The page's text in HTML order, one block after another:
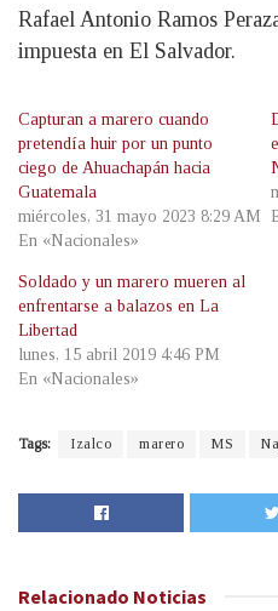
Rafael Antonio Ramos
impuesta en El Salvador.
Capturan a marero cuando
pretendía huir por un punto
ciego de Ahuachapán hacia
Guatemala
miércoles, 31 mayo 2023 8:29 AM
En «Nacionales»
Soldado y un marero mueren al
enfrentarse a balazos en La
Libertad
lunes, 15 abril 2019 4:46 PM
En «Nacionales»
Tags: Izalco marero MS
Relacionado Noticias